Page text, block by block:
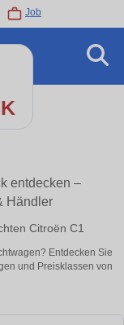
Job
entdecken –
Händler
Citroën C1
Entdecken Sie
und Preisklassen von